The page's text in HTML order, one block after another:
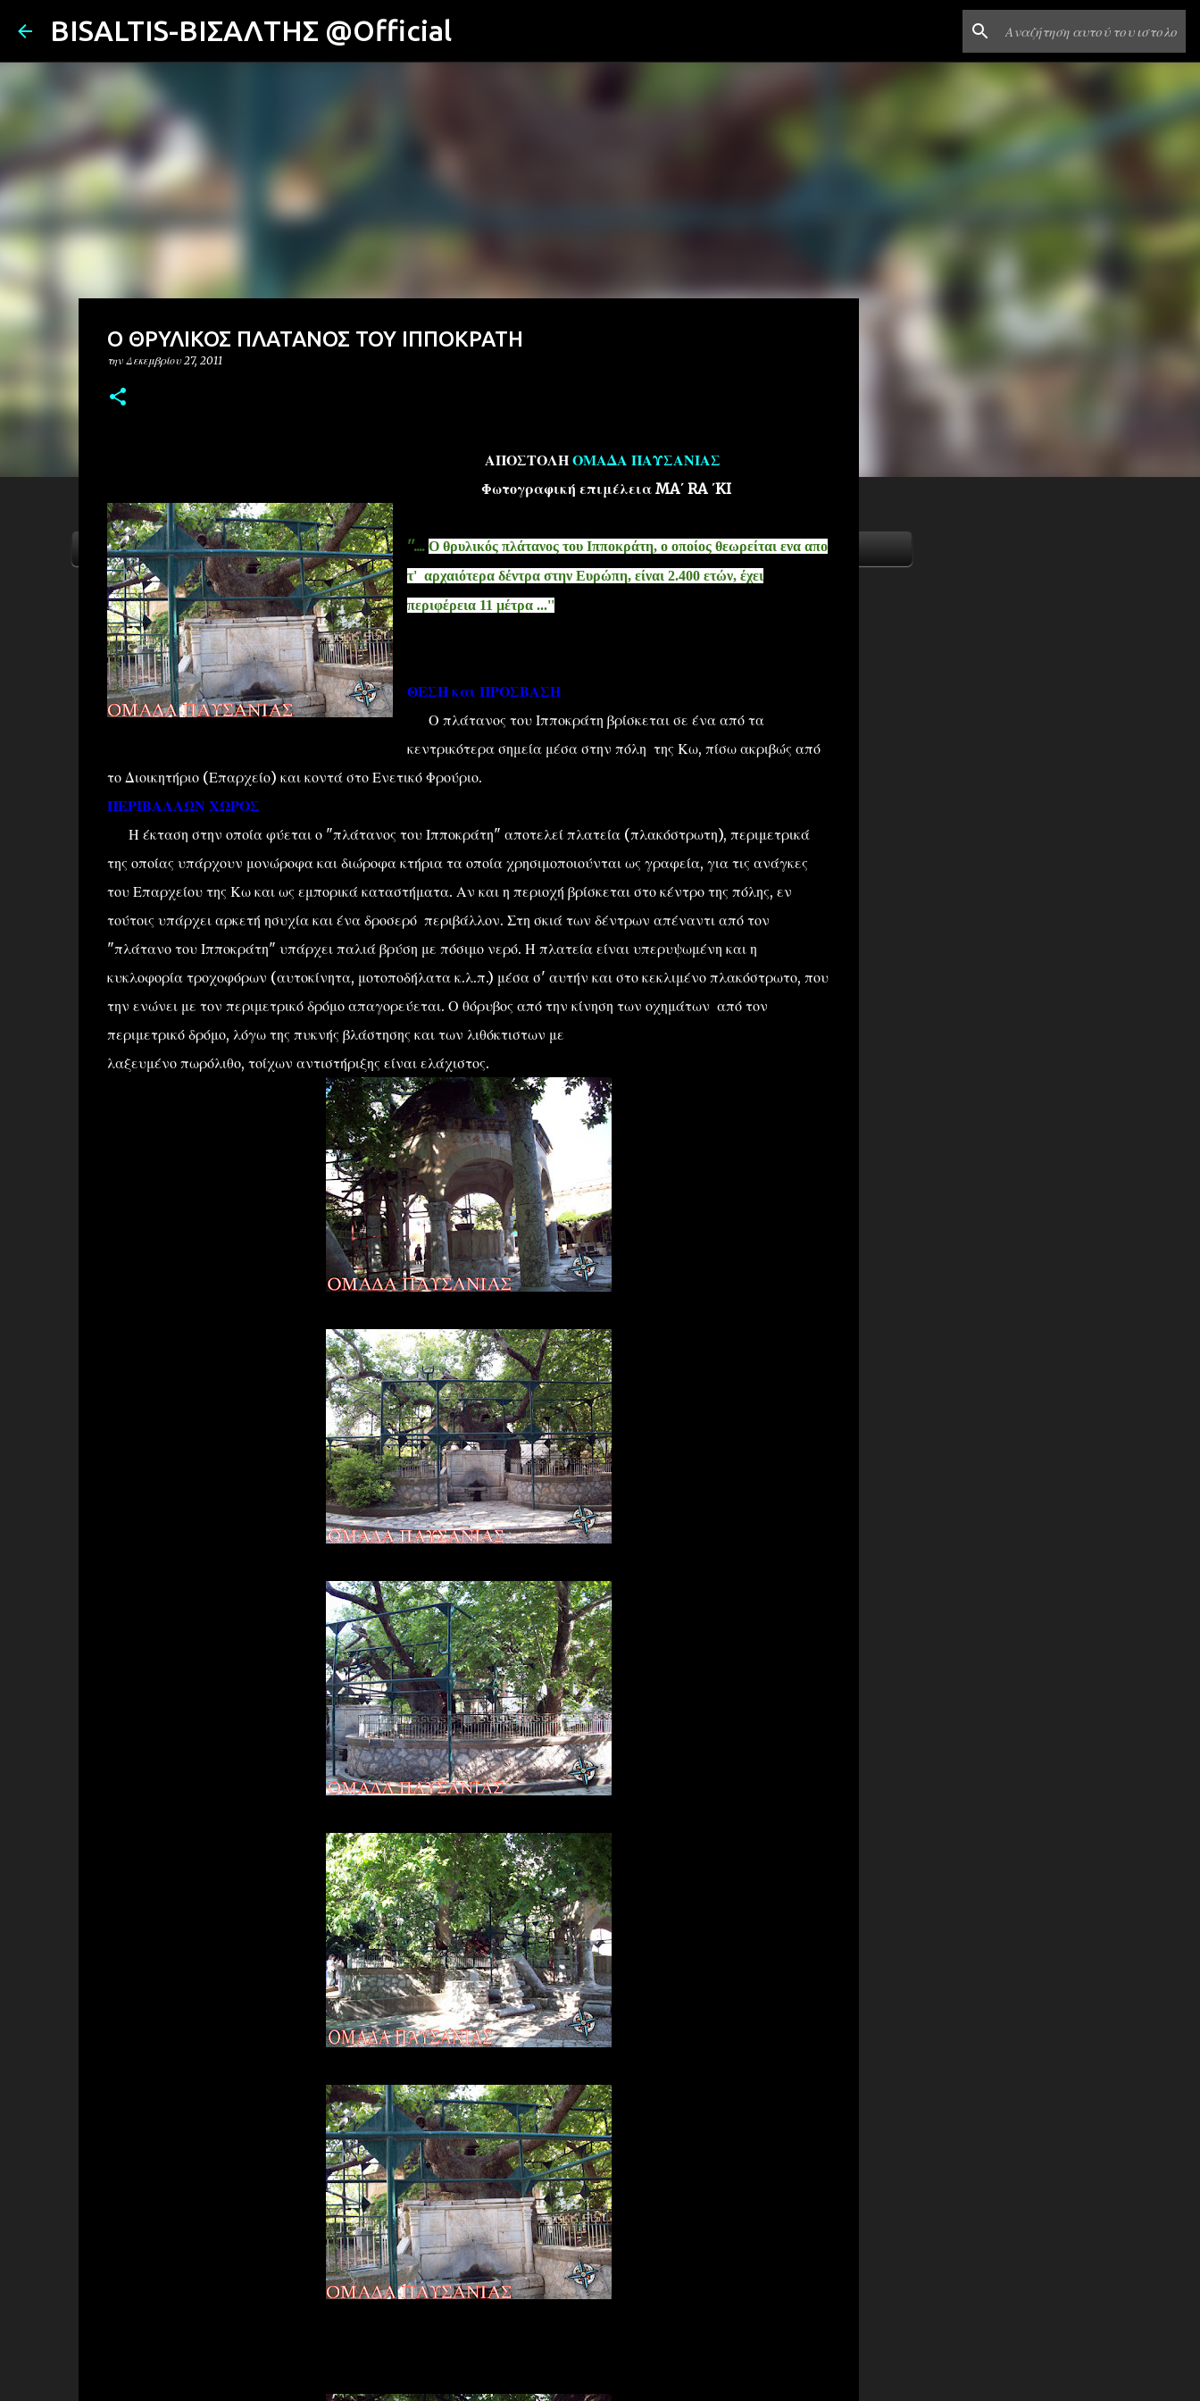
BISALTIS-ΒΙΣΑΛΤΗΣ @Official
ΑΡΧΙΚΗ YOUTUBE FACEBOOK ''ΜΑΓΕΜΕΝΕΣ'' /PROJECT ΣΧΕΤΙΚΑ/ABOUT
Ο ΘΡΥΛΙΚΟΣ ΠΛΑΤΑΝΟΣ ΤΟΥ ΙΠΠΟΚΡΑΤΗ
την Δεκεμβρίου 27, 2011
ΑΠΟΣΤΟΛΗ ΟΜΑΔΑ ΠΑΥΣΑΝΙΑΣ
Φωτογραφική επιμέλεια MA΄ RA ΄KI
''.... Ο θρυλικός πλάτανος του Ιπποκράτη, ο οποίος θεωρείται ενα απο
τ' αρχαιότερα δέντρα στην Ευρώπη, είναι 2.400 ετών, έχει
περιφέρεια 11 μέτρα...''
ΘΕΣΗ και ΠΡΟΣΒΑΣΗ
Ο πλάτανος του Ιπποκράτη βρίσκεται σε ένα από τα
κεντρικότερα σημεία μέσα στην πόλη της Κω, πίσω ακριβώς από
το Διοικητήριο (Επαρχείο) και κοντά στο Ενετικό Φρούριο.
ΠΕΡΙΒΑΛΛΩΝ ΧΩΡΟΣ
Η έκταση στην οποία φύεται ο "πλάτανος του Ιπποκράτη" αποτελεί πλατεία (πλακόστρωτη), περιμετρικά
της οποίας υπάρχουν μονώροφα και διώροφα κτήρια τα οποία χρησιμοποιούνται ως γραφεία, για τις ανάγκες
του Επαρχείου της Κω και ως εμπορικά καταστήματα. Αν και η περιοχή βρίσκεται στο κέντρο της πόλης, εν
τούτοις υπάρχει αρκετή ησυχία και ένα δροσερό περιβάλλον. Στη σκιά των δέντρων απέναντι από τον
"πλάτανο του Ιπποκράτη" υπάρχει παλιά βρύση με πόσιμο νερό. Η πλατεία είναι υπερυψωμένη και η
κυκλοφορία τροχοφόρων (αυτοκίνητα, μοτοποδήλατα κ.λ.π.) μέσα σ' αυτήν και στο κεκλιμένο πλακόστρωτο, που
την ενώνει με τον περιμετρικό δρόμο απαγορεύεται. Ο θόρυβος από την κίνηση των οχημάτων από τον
περιμετρικό δρόμο, λόγω της πυκνής βλάστησης και των λιθόκτιστων με
λαξευμένο πωρόλιθο, τοίχων αντιστήριξης είναι ελάχιστος.